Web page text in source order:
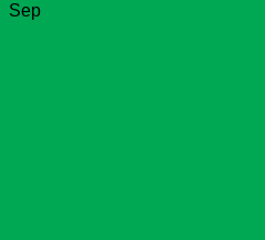
Sep